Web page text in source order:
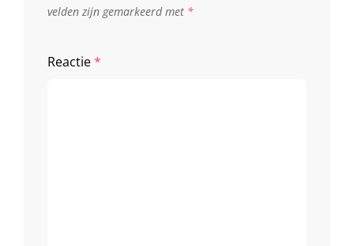
velden zijn gemarkeerd met *
Reactie*